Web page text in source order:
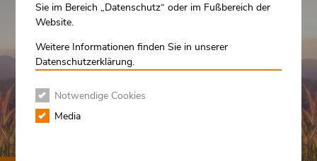
Sie im Bereich „Datenschutz“ oder im Fußbereich der
Website.
Weitere Informationen finden Sie in unserer
Datenschutzerklärung.
Notwendige Cookies
Media